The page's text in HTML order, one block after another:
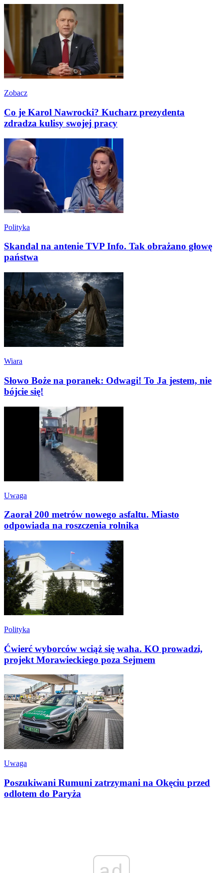
Zobacz
Co je Karol Nawrocki? Kucharz prezydenta
zdradza kulisy swojej pracy
Polityka
Skandal na antenie TVP Info. Tak obrażano głowę
państwa
Wiara
Słowo Boże na poranek: Odwagi! To Ja jestem, nie
bójcie się!
Uwaga
Zaorał 200 metrów nowego asfaltu. Miasto
odpowiada na roszczenia rolnika
Polityka
Ćwierć wyborców wciąż się waha. KO prowadzi,
projekt Morawieckiego poza Sejmem
Uwaga
Poszukiwani Rumuni zatrzymani na Okęciu przed
odlotem do Paryża